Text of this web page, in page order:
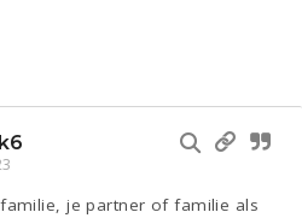
je partner of familie als